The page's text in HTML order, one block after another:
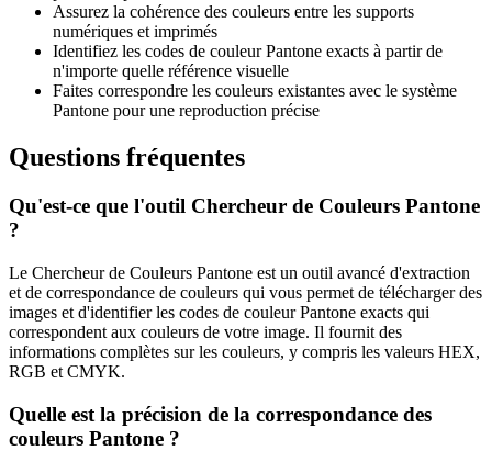
Assurez la cohérence des couleurs entre les supports
numériques et imprimés
Identifiez les codes de couleur Pantone exacts à partir de
n'importe quelle référence visuelle
Faites correspondre les couleurs existantes avec le système
Pantone pour une reproduction précise
Questions fréquentes
Qu'est-ce que l'outil Chercheur de Couleurs Pantone
?
Le Chercheur de Couleurs Pantone est un outil avancé d'extraction
et de correspondance de couleurs qui vous permet de télécharger des
images et d'identifier les codes de couleur Pantone exacts qui
correspondent aux couleurs de votre image. Il fournit des
informations complètes sur les couleurs, y compris les valeurs HEX,
RGB et CMYK.
Quelle est la précision de la correspondance des
couleurs Pantone ?